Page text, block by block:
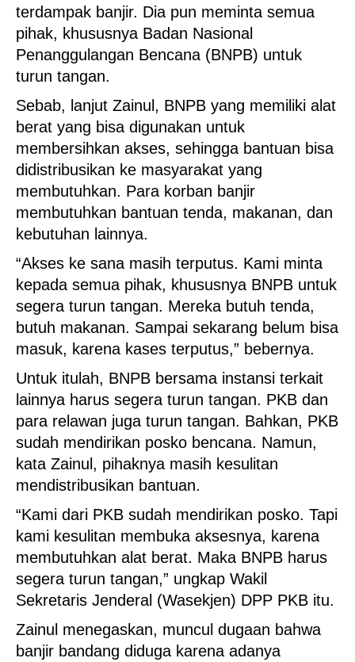
terdampak banjir. Dia pun meminta semua
pihak, khususnya Badan Nasional
Penanggulangan Bencana (BNPB) untuk
turun tangan.
Sebab, lanjut Zainul, BNPB yang memiliki alat
berat yang bisa digunakan untuk
membersihkan akses, sehingga bantuan bisa
didistribusikan ke masyarakat yang
membutuhkan. Para korban banjir
membutuhkan bantuan tenda, makanan, dan
kebutuhan lainnya.
“Akses ke sana masih terputus. Kami minta
kepada semua pihak, khususnya BNPB untuk
segera turun tangan. Mereka butuh tenda,
butuh makanan. Sampai sekarang belum bisa
masuk, karena kases terputus,” bebernya.
Untuk itulah, BNPB bersama instansi terkait
lainnya harus segera turun tangan. PKB dan
para relawan juga turun tangan. Bahkan, PKB
sudah mendirikan posko bencana. Namun,
kata Zainul, pihaknya masih kesulitan
mendistribusikan bantuan.
“Kami dari PKB sudah mendirikan posko. Tapi
kami kesulitan membuka aksesnya, karena
membutuhkan alat berat. Maka BNPB harus
segera turun tangan,” ungkap Wakil
Sekretaris Jenderal (Wasekjen) DPP PKB itu.
Zainul menegaskan, muncul dugaan bahwa
banjir bandang diduga karena adanya